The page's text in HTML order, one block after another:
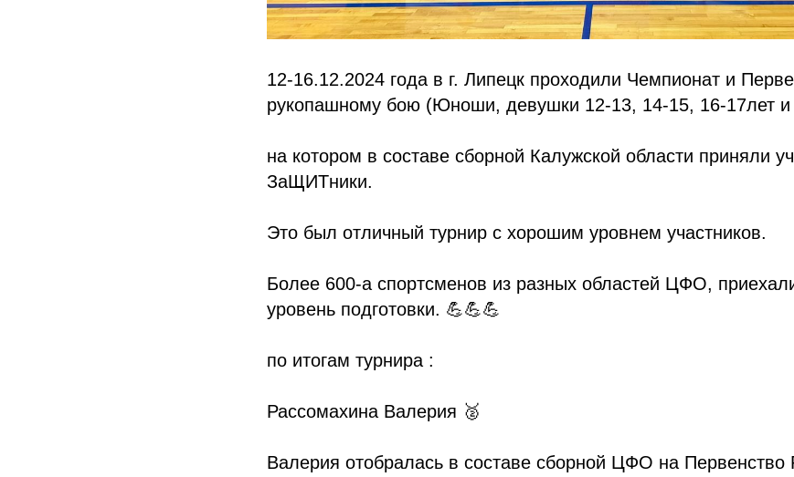
12-16.12.2024 года в г. Липецк проходили Чемпионат и
рукопашному бою (Юноши, девушки 12-13, 14-15, 16-17лет и
на котором в составе сборной Калужской области приняли
ЗаЩИТники.
Это был отличный турнир с хорошим уровнем участников.
Более 600-а спортсменов из разных областей ЦФО,
уровень подготовки. 💪💪💪
по итогам турнира :
Рассомахина Валерия 🥈
Валерия отобралась в составе сборной ЦФО на Первенство